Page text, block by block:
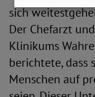
sich
Der Chefarzt
Klinikums
berichtete, dass
Menschen auf